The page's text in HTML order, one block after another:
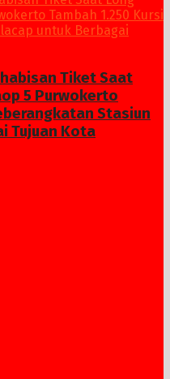
Tiket Saat
5 Purwokerto
Stasiun
Tujuan Kota